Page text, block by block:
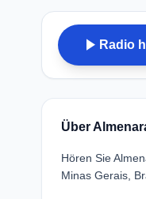
play_arrow Radio
Über
Hören Sie
Minas Gerais,